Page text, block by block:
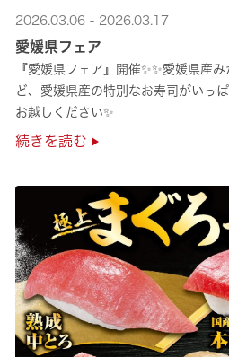
2026.03.06 - 2026.03.17
愛媛県フェア
『愛媛県フェア』開催✨✨愛媛県産
ど、愛媛県産の特別なお寿司がいっ
お越しください✨
続きを読む